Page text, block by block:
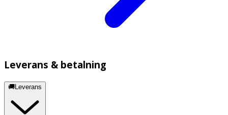
Leverans & betalning
🚚Leverans